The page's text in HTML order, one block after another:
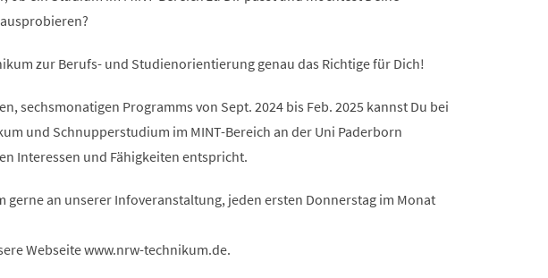
zur Berufs- und Studienorientierung genau das Richtige für Dich!
sechsmonatigen Programms von Sept. 2024 bis Feb. 2025 kannst Du bei
und Schnupperstudium im MINT-Bereich an der Uni Paderborn
Interessen und Fähigkeiten entspricht.
gerne an unserer Infoveranstaltung, jeden ersten Donnerstag im Monat
Webseite www.nrw-technikum.de.